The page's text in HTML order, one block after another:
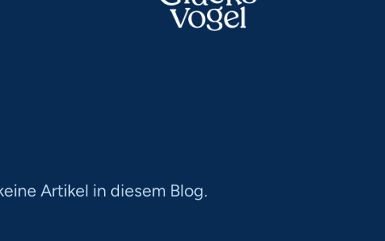
Artikel in diesem Blog.